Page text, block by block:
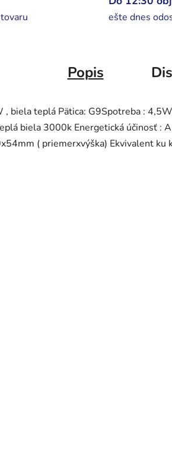
ešte dnes
Popis
, biela teplá Pätica: G9Spotreba :
biela 3000k Energetická účinosť :
( priemerxvýška) Ekvivalent ku